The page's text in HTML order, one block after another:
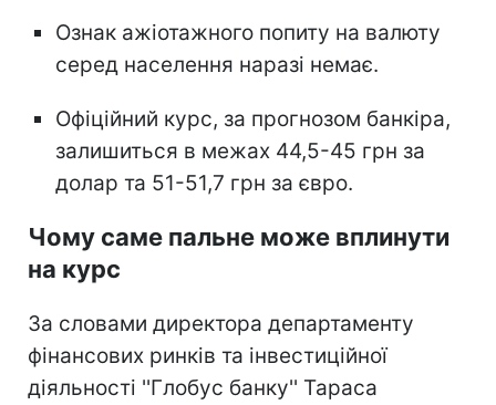
Ознак ажіотажного попиту на валюту
серед населення наразі немає.
Офіційний курс, за прогнозом банкіра,
залишиться в межах 44,5-45 грн за
долар та 51-51,7 грн за євро.
Чому саме пальне може вплинути
на курс
За словами директора департаменту
фінансових ринків та інвестиційної
діяльності ''Глобус банку'' Тараса